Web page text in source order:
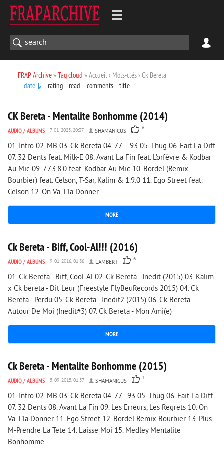
FRAP Archive» Tag cloud » Accueil › Mots-clés › Ck Bereta
date
rating read comments title
CK Bereta - Mentalite Bonhomme (2014)
AUDIO / ALBUMS 7-01-2025, 20:37 SHAMANICUS 6
01. Intro 02. MB 03. Ck Bereta 04. 77 – 93 05. Thug 06. Fait La Diff
07. 32 Dents feat. Milk-E 08. Avant La Fin feat. L’orfèvre & Kodbar
Au Mic 09. 7.7.3.8.0 feat. Kodbar Au Mic 10. Bordel (Remix
Bourbier) feat. Celson, T-Sar, Kalim & 1.9.0 11. Ego Street feat.
Celson 12. On Va T’la Donner
MORE
1 652 0
Ck Bereta - Biff, Cool-Al!!! (2016)
AUDIO / ALBUMS 9-01-2016, 01:36 LAMBERT 6
01. Ck Bereta - Biff, Cool-Al 02. Ck Bereta - Inedit (2015) 03. Kalim
x Ck bereta - Dit Leur (Freestyle FlyBeuRecords 2015) 04. Ck
Bereta - Perdu 05. Ck Bereta - Inedit2 (2015) 06. Ck Bereta -
Autour De Moi (Inedit#3) 07. Ck Bereta - Mon Ami(e)
MORE
1 795 0
Ck Bereta - Mentalite Bonhomme (2015)
AUDIO / ALBUMS 5-09-2015, 01:57 SHAMANICUS 1
01. Intro 02. MB 03. Ck Bereta 04. 77 - 93 05. Thug 06. Fait La Diff
07. 32 Dents 08. Avant La Fin 09. Les Erreurs, Les Regrets 10. On
Va T'la Donner 11. Ego Street 12. Bordel Remix Bourbier 13. Plus
M-Prendre La Tete 14. Laisse Moi 15. Medley Mentalite
Bonhomme